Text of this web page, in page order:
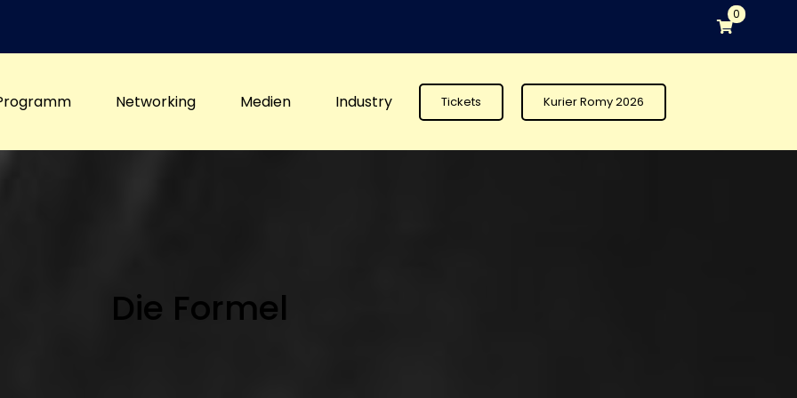
0
Networking Medien Industry Tickets Kurier Romy 2026
Die Formel